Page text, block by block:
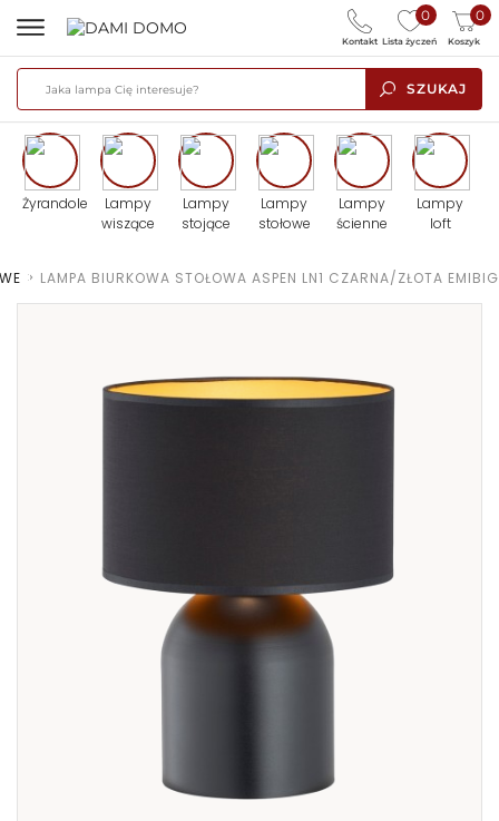
SZUKAJ
0
Lista życzeń
0
Koszyk
Kontakt
Żyrandole
Lampy
wiszące
Lampy
stojące
Lampy
stołowe
Lampy
ścienne
Lampy
loft
> LAMPA BIURKOWA STOŁOWA ASPEN LN1 CZARNA/ZŁOTA EMIBIG